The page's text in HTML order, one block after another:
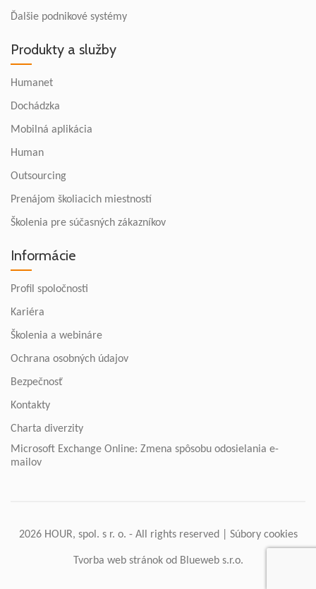
Ďalšie podnikové systémy
Produkty a služby
Humanet
Dochádzka
Mobilná aplikácia
Human
Outsourcing
Prenájom školiacich miestností
Školenia pre súčasných zákazníkov
Informácie
Profil spoločnosti
Kariéra
Školenia a webináre
Ochrana osobných údajov
Bezpečnosť
Kontakty
Charta diverzity
Microsoft Exchange Online: Zmena spôsobu odosielania e-
mailov
2026 HOUR, spol. s r. o. - All rights reserved | Súbory cookies
Tvorba web stránokod Blueweb s.r.o.